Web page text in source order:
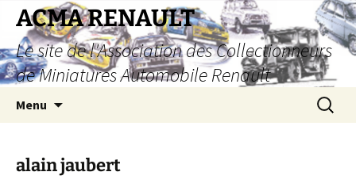
Aller
contenu
ACMA RENAULT
Le site de l'Association des Collectionneurs
de Miniatures Automobile Renault
Menu
alain jaubert